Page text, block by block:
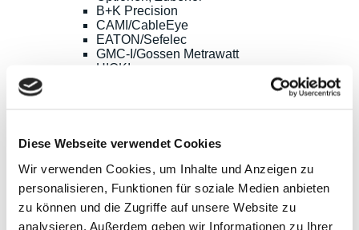
Diese Webseite verwendet Cookies
Wir verwenden Cookies, um Inhalte und Anzeigen zu
personalisieren, Funktionen für soziale Medien anbieten
zu können und die Zugriffe auf unsere Website zu
analysieren. Außerdem geben wir Informationen zu Ihrer
B+K Precision
CAMI/CableEye
EATON/Sefelec
GMC-I/Gossen Metrawatt
HIOKI
Sefram
Yokogawa
HF- und EMV-Messtechnik
Spektrum-Analysatoren
Vektor-Netzwerk-Analysatoren
Kalibrier-Kits